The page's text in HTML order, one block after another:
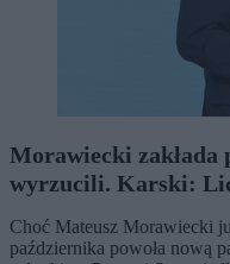
Morawiecki zakłada
wyrzucili. Karski:
Choć Mateusz Morawiecki
października powoła nową